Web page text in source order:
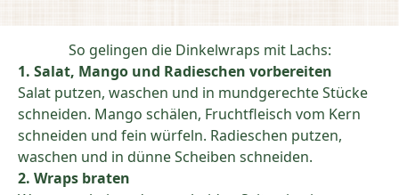
So gelingen die Dinkelwraps mit Lachs:
1. Salat, Mango und Radieschen vorbereiten
Salat putzen, waschen und in mundgerechte Stücke
schneiden. Mango schälen, Fruchtfleisch vom Kern
schneiden und fein würfeln. Radieschen putzen,
waschen und in dünne Scheiben schneiden.
2. Wraps braten